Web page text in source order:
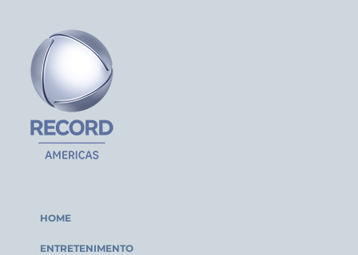
HOME
ENTRETENIMENTO